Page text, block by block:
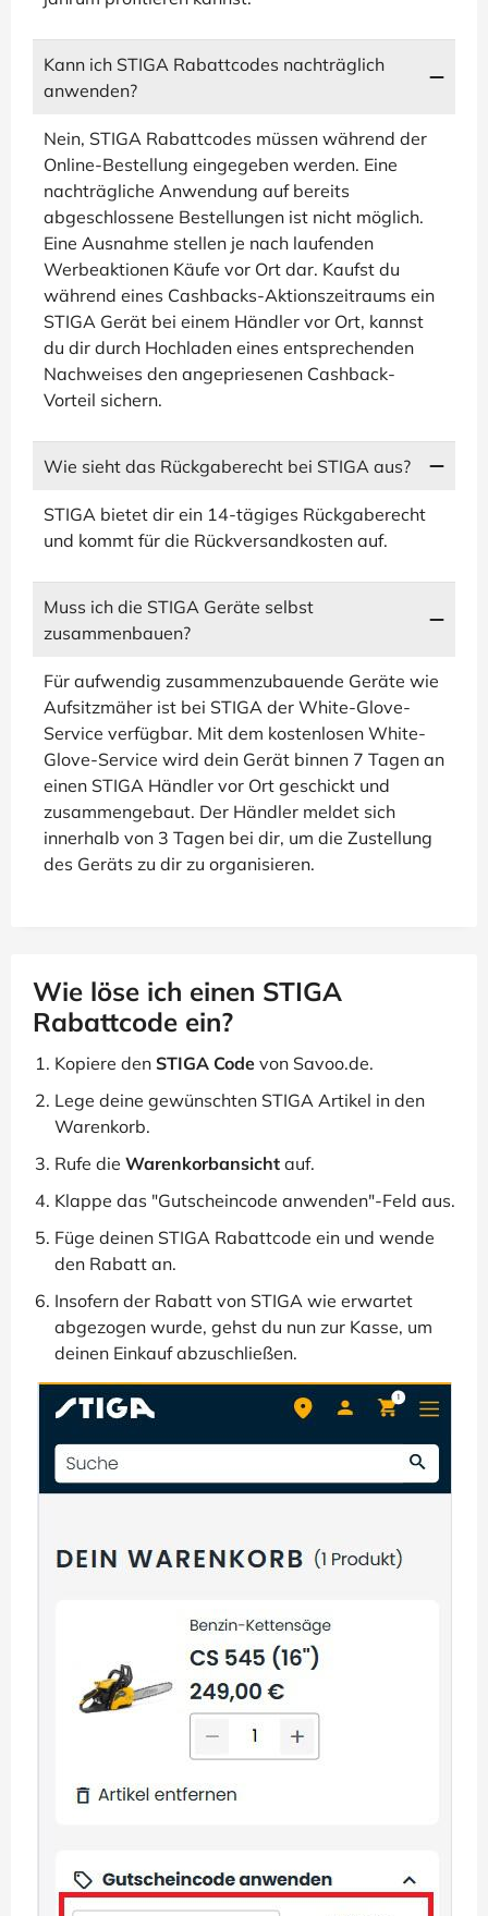
Kann ich STIGA Rabattcodes nachträglich
anwenden?
Nein, STIGA Rabattcodes müssen während der
Online-Bestellung eingegeben werden. Eine
nachträgliche Anwendung auf bereits
abgeschlossene Bestellungen ist nicht möglich.
Eine Ausnahme stellen je nach laufenden
Werbeaktionen Käufe vor Ort dar. Kaufst du
während eines Cashbacks-Aktionszeitraums ein
STIGA Gerät bei einem Händler vor Ort, kannst
du dir durch Hochladen eines entsprechenden
Nachweises den angepriesenen Cashback-
Vorteil sichern.
Wie sieht das Rückgaberecht bei STIGA aus?
STIGA bietet dir ein 14-tägiges Rückgaberecht
und kommt für die Rückversandkosten auf.
Muss ich die STIGA Geräte selbst
zusammenbauen?
Für aufwendig zusammenzubauende Geräte wie
Aufsitzmäher ist bei STIGA der White-Glove-
Service verfügbar. Mit dem kostenlosen White-
Glove-Service wird dein Gerät binnen 7 Tagen an
einen STIGA Händler vor Ort geschickt und
zusammengebaut. Der Händler meldet sich
innerhalb von 3 Tagen bei dir, um die Zustellung
des Geräts zu dir zu organisieren.
Wie löse ich einen STIGA
Rabattcode ein?
Kopiere den STIGA Code von Savoo.de.
Lege deine gewünschten STIGA Artikel in den
Warenkorb.
Rufe die Warenkorbansicht auf.
Klappe das "Gutscheincode anwenden"-Feld aus.
Füge deinen STIGA Rabattcode ein und wende
den Rabatt an.
Insofern der Rabatt von STIGA wie erwartet
abgezogen wurde, gehst du nun zur Kasse, um
deinen Einkauf abzuschließen.